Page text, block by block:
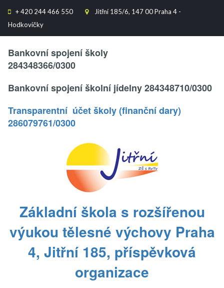
 +420 244 466 550 
Jitřní 185/6, 147 00 Praha 4 -
Hodkovičky
Bankovní spojení školy
284348366/0300
Bankovní spojení školní jídelny 284348710/0300
Transparentní účet školy (finanční dary)
286079761/0300
Základní škola s rozšířenou
výukou tělesné výchovy Praha
4, Jitřní 185, příspěvková
organizace